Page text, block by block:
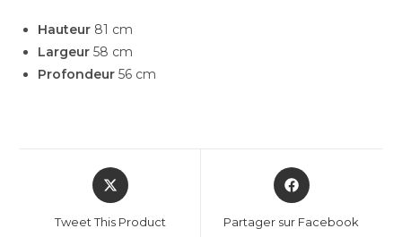
Hauteur 81 cm
Largeur 58 cm
Profondeur 56 cm
Tweet This Product Partager sur Facebook